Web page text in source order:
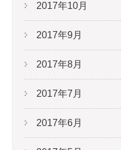
2017年10月
2017年9月
2017年8月
2017年7月
2017年6月